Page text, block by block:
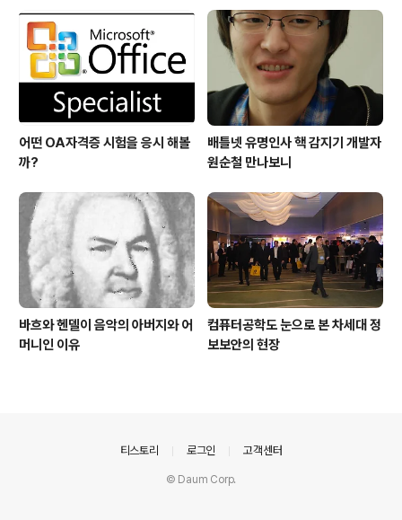
어떤 OA자격증 시험을 응시 해볼
까?
배틀넷 유명인사 핵 감지기 개발자
원순철 만나보니
바흐와 헨델이 음악의 아버지와 어
머니인 이유
컴퓨터공학도 눈으로 본 차세대 정
보보안의 현장
티스토리 로그인 고객센터
© Daum Corp.